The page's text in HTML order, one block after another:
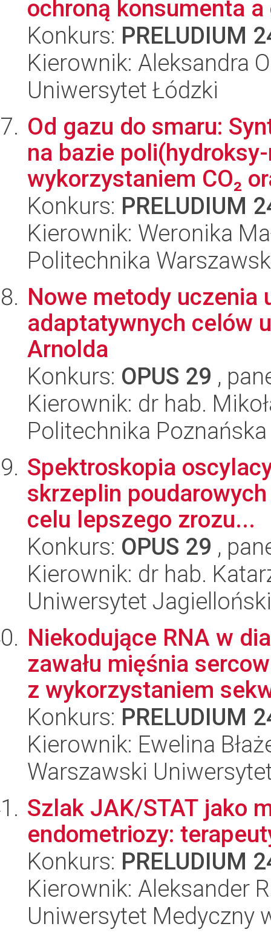
ochroną konsumenta a
Konkurs: PRELUDIUM
Kierownik: Aleksandra
Uniwersytet Łódzki
Od gazu do smaru:
na bazie
wykorzystaniem CO₂
Konkurs: PRELUDIUM
Kierownik: Weronika
Politechnika
Nowe metody uczenia
adaptatywnych celów
Arnolda
Konkurs: OPUS 29 ,
Kierownik: dr hab.
Politechnika Poznańska
Spektroskopia
skrzeplin
celu lepszego zrozu...
Konkurs: OPUS 29 ,
Kierownik: dr hab.
Uniwersytet Jagielloński
Niekodujące RNA w
zawału mięśnia
z wykorzystaniem
Konkurs: PRELUDIUM
Kierownik: Ewelina
Warszawski
Szlak JAK/STAT jako
endometriozy:
Konkurs: PRELUDIUM
Kierownik: Aleksander
Uniwersytet Medyczny